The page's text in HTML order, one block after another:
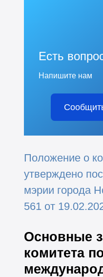
Есть
Напишите нам
Положение о
утверждено
мэрии города
561 от
Основные
комитета